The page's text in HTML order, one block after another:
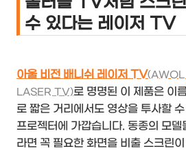
수 있다는 레이저 TV
아울 비전 배니쉬 레이저 TV
LASER TV)로 명명된 이 제품은 이
로 짧은 거리에서도 영상을 투사할
프로젝터에 가깝습니다. 동종의 모델
라면 꼭 필요한 화면을 비출 스크린